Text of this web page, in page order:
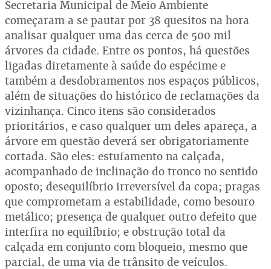
Secretaria Municipal de Meio Ambiente
começaram a se pautar por 38 quesitos na hora
analisar qualquer uma das cerca de 500 mil
árvores da cidade. Entre os pontos, há questões
ligadas diretamente à saúde do espécime e
também a desdobramentos nos espaços públicos,
além de situações do histórico de reclamações da
vizinhança. Cinco itens são considerados
prioritários, e caso qualquer um deles apareça, a
árvore em questão deverá ser obrigatoriamente
cortada. São eles: estufamento na calçada,
acompanhado de inclinação do tronco no sentido
oposto; desequilíbrio irreversível da copa; pragas
que comprometam a estabilidade, como besouro
metálico; presença de qualquer outro defeito que
interfira no equilíbrio; e obstrução total da
calçada em conjunto com bloqueio, mesmo que
parcial, de uma via de trânsito de veículos.